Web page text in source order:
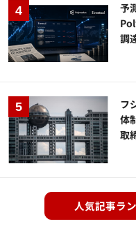
予
調
フ
体
取
人気記事ラ